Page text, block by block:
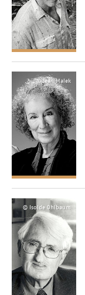
© Jean Malek
© Isolde Ohlbaum